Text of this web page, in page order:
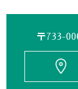
〒733-